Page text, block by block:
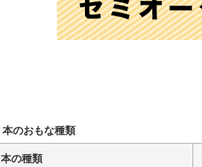
本のおもな種類
本の種類